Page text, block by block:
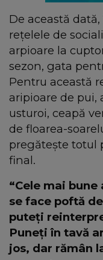
De această
rețelele de
arpioare la
sezon, gata
Pentru această
aripioare de pui,
usturoi, ceapă
de floarea-
pregătește totul
final.
“Cele mai
se face poftă
puteți
Puneți în tavă
jos, dar rămân